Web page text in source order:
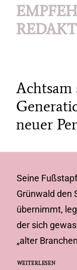
neuer
Seine
Grünwald den
übernimmt,
der sich
„alter
WEITERLESEN